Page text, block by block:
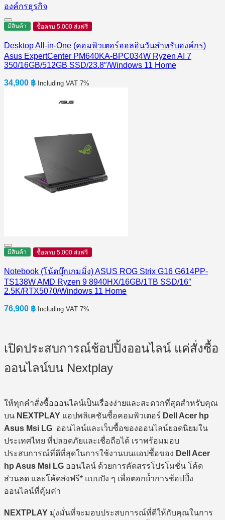
มีสินค้า ซื้อครบ 5,000 ส่งฟรี
Desktop All-in-One (คอมพิวเตอร์ออลอินวันสำหรับองค์กร)
Asus ExpertCenter PM640KA-BPC034W Ryzen AI 7
350/16GB/512GB SSD/23.8″/Windows 11 Home
34,900 ฿ Including VAT 7%
มีสินค้า ซื้อครบ 5,000 ส่งฟรี
Notebook (โน้ตบุ๊กเกมมิ่ง) ASUS ROG Strix G16 G614PP-
TS138W AMD Ryzen 9 8940HX/16GB/1TB SSD/16″
2.5K/RTX5070/Windows 11 Home
76,900 ฿ Including VAT 7%
เปิดประสบการณ์ช้อปปิ้งออนไลน์ แค่สั่งซื้อ
ออนไลน์บน Nextplay
ให้ทุกคำสั่งซื้อออนไลน์เป็นเรื่องง่ายและสะดวกที่สุดสำหรับคุณ
บน NEXTPLAY แอปพลิเคชันซื้อคอมพิวเตอร์ Dell Acer hp
Asus Msi LG ออนไลน์และเว็บซื้อของออนไลน์ยอดนิยมใน
ประเทศไทย ที่ปลอดภัยและเชื่อถือได้ เราพร้อมมอบ
ประสบการณ์ที่ดีที่สุดในการใช้งานบนแอปซื้อของ Dell Acer
hp Asus Msi LG ออนไลน์ ด้วยการคัดสรรโปรโมชั่น โค้ด
ส่วนลด และโค้ดส่งฟรี* แบบปัง ๆ เพื่อตอกย้ำการช้อปปิ้ง
ออนไลน์ที่คุ้มค่า
NEXTPLAY มุ่งมั่นที่จะมอบประสบการณ์ที่ดีให้กับคุณในการ